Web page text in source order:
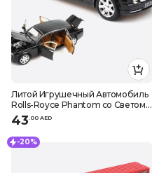
Литой Игрушечный Автомобиль
Rolls-Royce Phantom со Светом и
Звуком
43.00 AED
-20%